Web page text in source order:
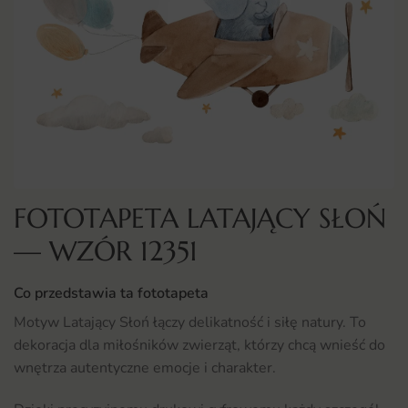
FOTOTAPETA LATAJĄCY SŁOŃ
— WZÓR 12351
Co przedstawia ta fototapeta
Motyw Latający Słoń łączy delikatność i siłę natury. To
dekoracja dla miłośników zwierząt, którzy chcą wnieść do
wnętrza autentyczne emocje i charakter.